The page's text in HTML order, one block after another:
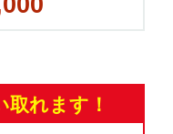
取れます！